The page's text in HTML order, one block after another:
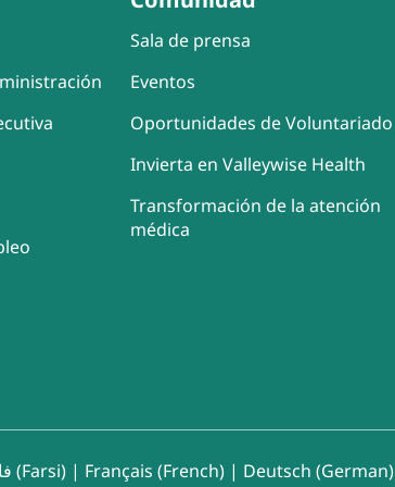
Sala de prensa
Eventos
Oportunidades de Voluntariado
Invierta en Valleywise Health
Transformación de la atención
médica
فارسی (Farsi) | Français (French) | Deutsch (German)